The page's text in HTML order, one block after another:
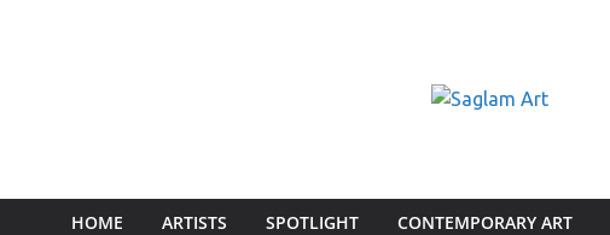
HOME ARTISTS SPOTLIGHT CONTEMPORARY ART